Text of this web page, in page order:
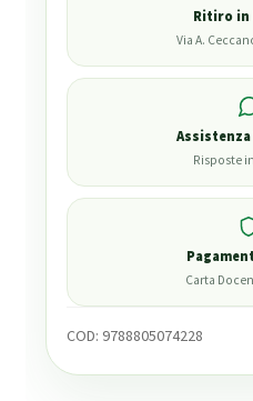
Ritiro
Via A.
Assistenza
Risposte
Carta
COD: 9788805074228